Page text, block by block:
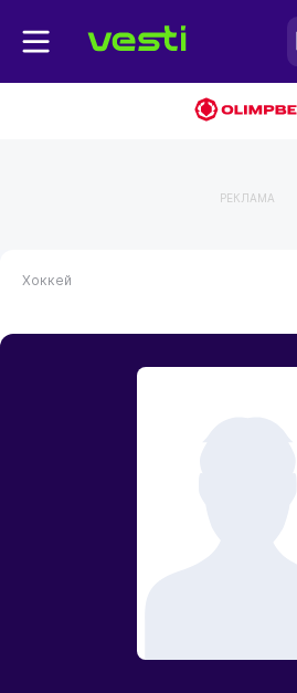
РЕКЛАМА
Хоккей